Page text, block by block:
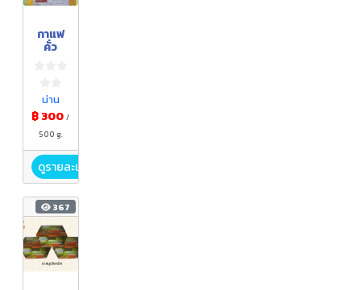
กาแฟ
คั่ว
น่าน
฿ 300/
500 g.
ดูรายละเอียด
367